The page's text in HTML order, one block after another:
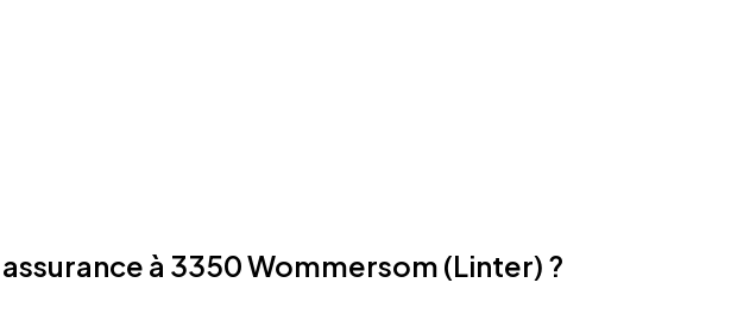
à 3350 Wommersom (Linter) ?